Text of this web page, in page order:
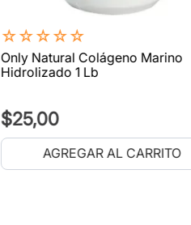
☆☆☆☆☆
Only Natural Colágeno Marino
Hidrolizado 1 Lb
$25,00
AGREGAR AL CARRITO